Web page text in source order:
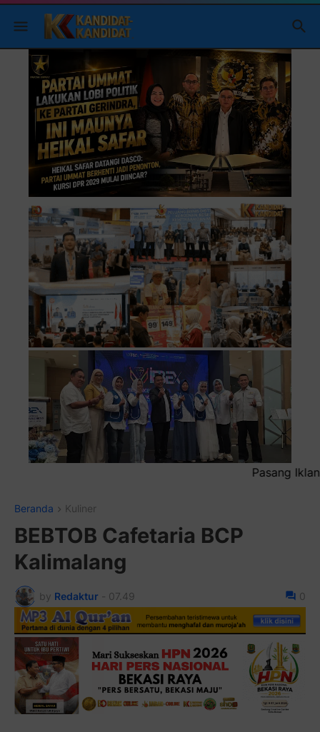
Pasang Iklan Running
Beranda Kuliner
BEBTOB Cafetaria BCP
Kalimalang
by Redaktur - 07.49 0